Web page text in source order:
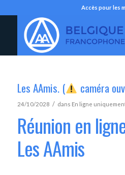
Accès pour les
Les AAmis. ( caméra
24/10/2028 / dans En ligne
Réunion en
Les AAmis